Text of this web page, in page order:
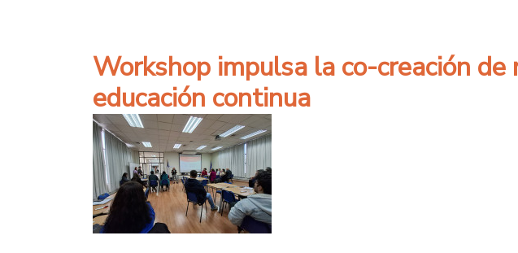
Workshop impulsa la co-creación
educación continua